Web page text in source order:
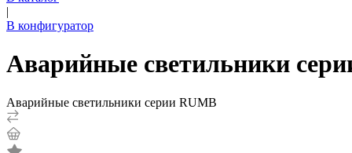
|
В конфигуратор
Аварийные светильники
Аварийные светильники серии RUMB